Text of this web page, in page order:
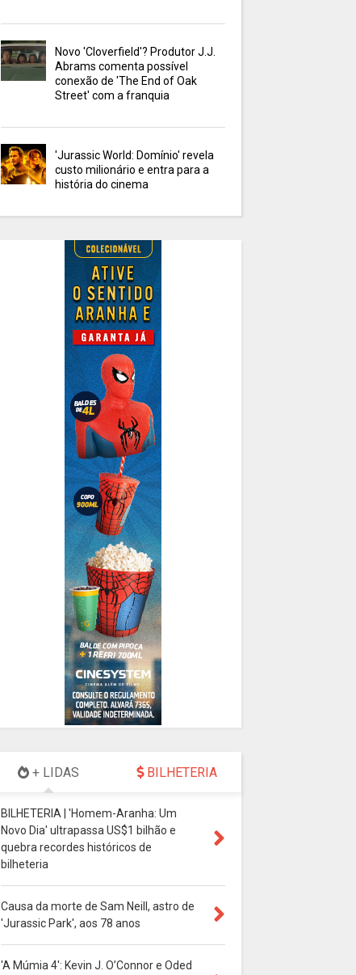
Novo 'Cloverfield'? Produtor J.J.
Abrams comenta possível
conexão de 'The End of Oak
Street' com a franquia
'Jurassic World: Domínio' revela
custo milionário e entra para a
história do cinema
+ LIDAS BILHETERIA
BILHETERIA | 'Homem-Aranha: Um
Novo Dia' ultrapassa US$1 bilhão e
quebra recordes históricos de
bilheteria
Causa da morte de Sam Neill, astro de
'Jurassic Park', aos 78 anos
'A Múmia 4': Kevin J. O’Connor e Oded